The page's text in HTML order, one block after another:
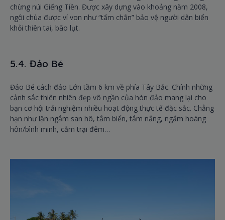
chừng núi Giếng Tiền. Được xây dựng vào khoảng năm 2008,
ngôi chùa được ví von như “tấm chắn” bảo vệ người dân biển
khỏi thiên tai, bão lụt.
5.4. Đảo Bé
Đảo Bé cách đảo Lớn tầm 6 km về phía Tây Bắc. Chính những
cảnh sắc thiên nhiên đẹp vô ngần của hòn đảo mang lại cho
bạn cơ hội trải nghiệm nhiều hoạt động thực tế đặc sắc. Chẳng
hạn như lặn ngắm san hô, tắm biển, tắm nắng, ngắm hoàng
hôn/bình minh, cắm trại đêm…